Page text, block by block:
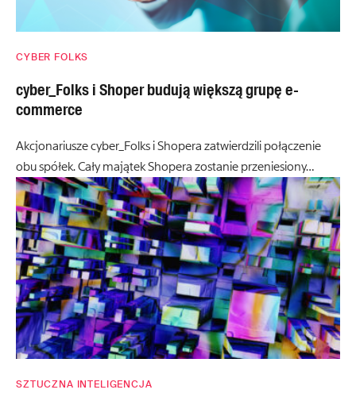
CYBER FOLKS
cyber_Folks i Shoper budują większą grupę e-
commerce
Akcjonariusze cyber_Folks i Shopera zatwierdzili połączenie
obu spółek. Cały majątek Shopera zostanie przeniesiony…
SZTUCZNA INTELIGENCJA